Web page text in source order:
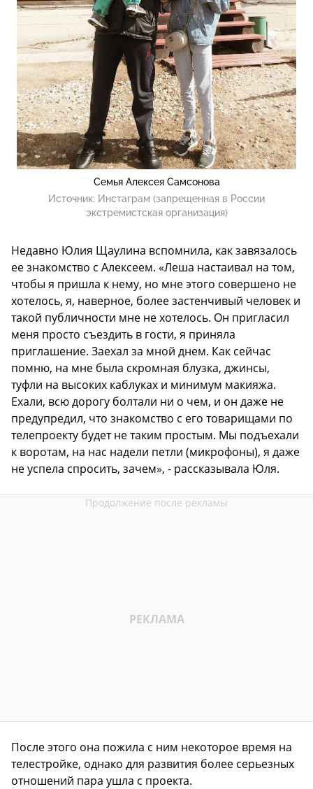
Семья Алексея Самсонова
Источник: Инстаграм (запрещенная в России
экстремистская организация)
Недавно Юлия Щаулина вспомнила, как завязалось
ее знакомство с Алексеем. «Леша настаивал на том,
чтобы я пришла к нему, но мне этого совершено не
хотелось, я, наверное, более застенчивый человек и
такой публичности мне не хотелось. Он пригласил
меня просто съездить в гости, я приняла
приглашение. Заехал за мной днем. Как сейчас
помню, на мне была скромная блузка, джинсы,
туфли на высоких каблуках и минимум макияжа.
Ехали, всю дорогу болтали ни о чем, и он даже не
предупредил, что знакомство с его товарищами по
телепроекту будет не таким простым. Мы подъехали
к воротам, на нас надели петли (микрофоны), я даже
не успела спросить, зачем», - рассказывала Юля.
После этого она пожила с ним некоторое время на
телестройке, однако для развития более серьезных
отношений пара ушла с проекта.